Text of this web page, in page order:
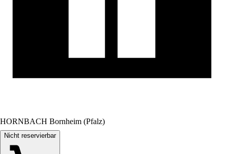
HORNBACH Bornheim (Pfalz)
Nicht reservierbar